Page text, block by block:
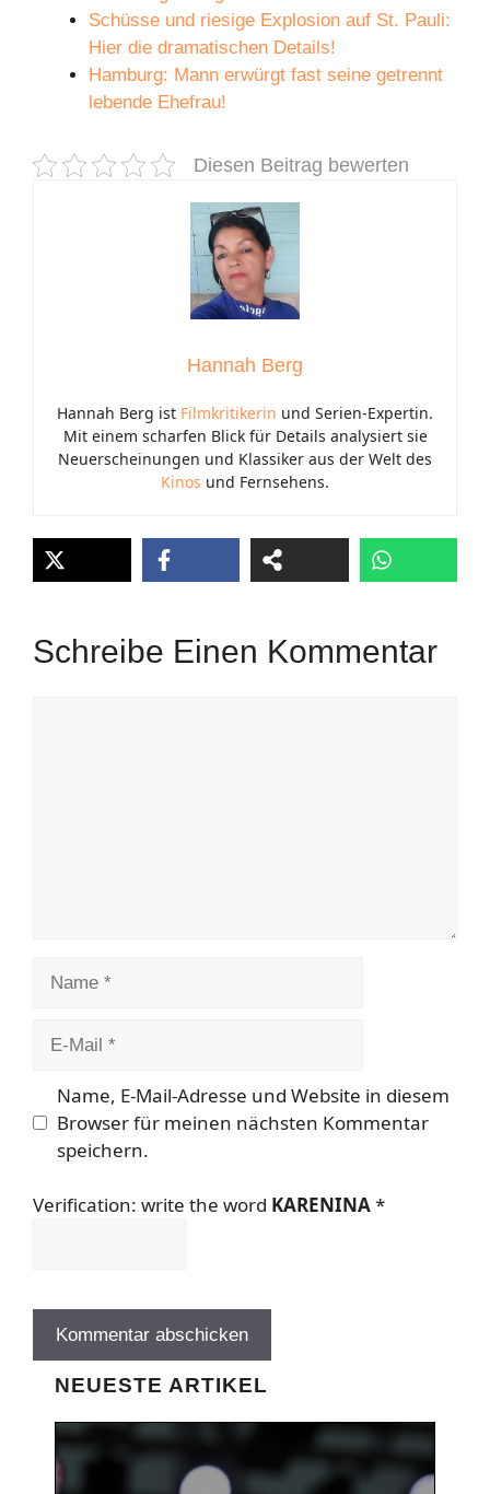
Schüsse und riesige Explosion auf St. Pauli:
Hier die dramatischen Details!
Hamburg: Mann erwürgt fast seine getrennt
lebende Ehefrau!
Diesen Beitrag bewerten
Hannah Berg
Hannah Berg ist Filmkritikerin und Serien-Expertin.
Mit einem scharfen Blick für Details analysiert sie
Neuerscheinungen und Klassiker aus der Welt des
Kinos und Fernsehens.
Schreibe Einen Kommentar
Name, E-Mail-Adresse und Website in diesem
Browser für meinen nächsten Kommentar
speichern.
Verification: write the word KARENINA*
NEUESTE ARTIKEL